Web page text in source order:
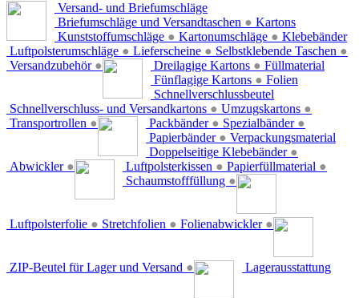
Versand- und Briefumschläge
Briefumschläge und Versandtaschen ●
Kunststoffumschläge ● Kartonumschläge ●
Luftpolsterumschläge ● Lieferscheine ● Selbstklebende Taschen ●
Versandzubehör ●
Kartons
Dreilagige Kartons ●
Fünflagige Kartons ●
Schnellverschluss- und Versandkartons ● Umzugskartons ●
Transportrollen ●
Klebebänder
Packbänder ● Spezialbänder ●
Papierbänder ●
Doppelseitige Klebebänder ●
Abwickler ●
Füllmaterial
Luftpolsterkissen ● Papierfüllmaterial ●
Schaumstofffüllung ●
Folien
Luftpolsterfolie ● Stretchfolien ● Folienabwickler ●
Schnellverschlussbeutel
ZIP-Beutel für Lager und Versand ●
Verpackungsmaterial
Lagerausstattung